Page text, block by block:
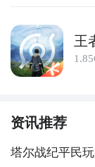
王
资讯推荐
塔尔战纪平民